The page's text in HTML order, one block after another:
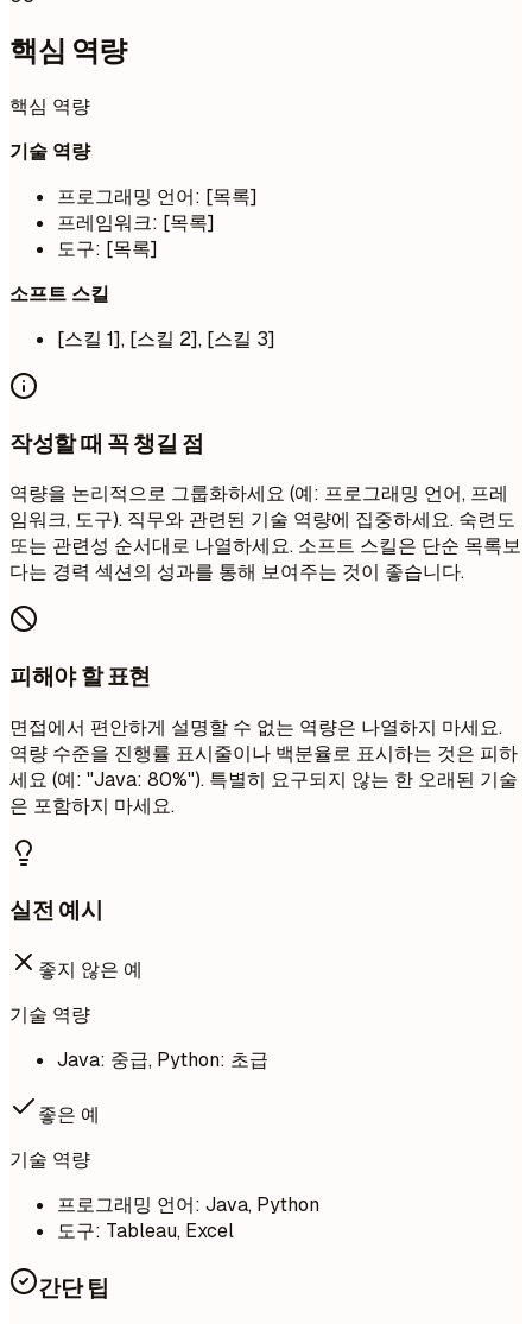
핵심 역량
핵심 역량
기술 역량
프로그래밍 언어: [목록]
프레임워크: [목록]
도구: [목록]
소프트 스킬
[스킬 1], [스킬 2], [스킬 3]
작성할 때 꼭 챙길 점
역량을 논리적으로 그룹화하세요 (예: 프로그래밍 언어, 프레
임워크, 도구). 직무와 관련된 기술 역량에 집중하세요. 숙련도
또는 관련성 순서대로 나열하세요. 소프트 스킬은 단순 목록보
다는 경력 섹션의 성과를 통해 보여주는 것이 좋습니다.
피해야 할 표현
면접에서 편안하게 설명할 수 없는 역량은 나열하지 마세요.
역량 수준을 진행률 표시줄이나 백분율로 표시하는 것은 피하
세요 (예: "Java: 80%"). 특별히 요구되지 않는 한 오래된 기술
은 포함하지 마세요.
실전 예시
좋지 않은 예
기술 역량
Java: 중급, Python: 초급
좋은 예
기술 역량
프로그래밍 언어: Java, Python
도구: Tableau, Excel
간단 팁